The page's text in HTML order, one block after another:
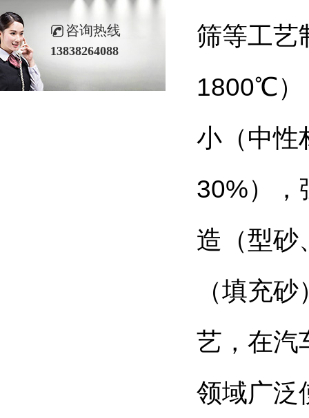
咨询热线
13838264088
筛等工艺
1800℃）
小（中性
30%），
造（型砂
（填充
艺，在汽
领域广泛